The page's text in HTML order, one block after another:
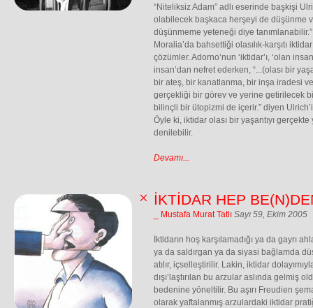
“Niteliksiz Adam” adlı eserinde başkişi
olabilecek başkaca herşeyi de düşünme
düşünmeme yeteneği diye
Moralia’da bahsettiği olasılık-karşıtı
çözümler. Adorno’nun ‘iktidar’ı, ‘olan
insan’dan nefret ederken, “...(olası bir
bir ateş, bir kanatlanma, bir inşa iradesi
gerçekliği bir görev ve yerine getirilecek
bilinçli bir ütopizmi de içerir.” diyen
Öyle ki, iktidar olası bir yaşantıyı
denilebilir.
Devamı...
İKTİDAR HEP
_ Mustafa Murat Tatlı Sayı 59, Ekim 2005
İktidarın hoş karşılamadığı ya da gayrı
ya da saldırgan ya da siyasi bağlamda
atılır, içselleştirilir. Lakin, iktidar
dışı’laştırılan bu arzular aslında gelmiş
bedenine yöneltilir. Bu aşırı Freudien
olarak yaftalanmış arzulardaki iktidar